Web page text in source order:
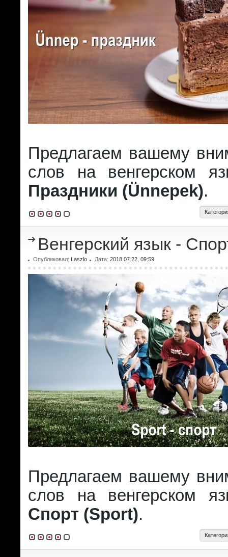
Предлагаем вашему
слов на венгерском
Праздники (Ünnepek).
Венгерский язык -
Опубликовал: Laszlo Дата: 2018.07.22, 09:59
Предлагаем вашему
слов на венгерском
Спорт (Sport).